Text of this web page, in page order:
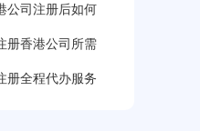
公司注册后如何
册香港公司所需
册全程代办服务